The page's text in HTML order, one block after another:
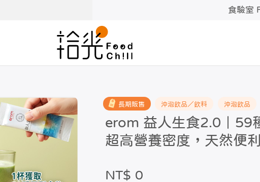
食驗室
長期販售 沖泡飲品／飲料 沖泡飲品
erom 益人生食2.0｜59
超高營養密度，天然便
NT$ 0